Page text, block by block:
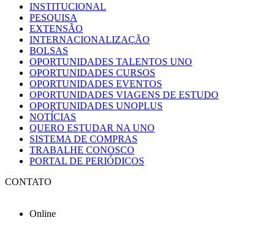
INSTITUCIONAL
PESQUISA
EXTENSÃO
INTERNACIONALIZAÇÃO
BOLSAS
OPORTUNIDADES TALENTOS UNO
OPORTUNIDADES CURSOS
OPORTUNIDADES EVENTOS
OPORTUNIDADES VIAGENS DE ESTUDO
OPORTUNIDADES UNOPLUS
NOTÍCIAS
QUERO ESTUDAR NA UNO
SISTEMA DE COMPRAS
TRABALHE CONOSCO
PORTAL DE PERIÓDICOS
CONTATO
Online